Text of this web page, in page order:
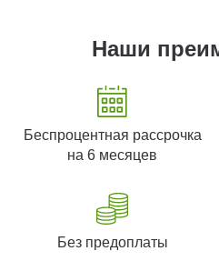
Наши
Беспроцентная рассрочка
на 6 месяцев
Без предоплаты